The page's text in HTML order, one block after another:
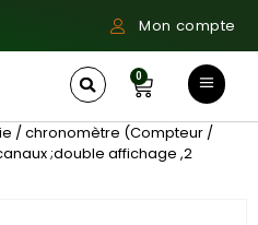
Mon compte
0
/ chronomètre (Compteur /
;double affichage ,2